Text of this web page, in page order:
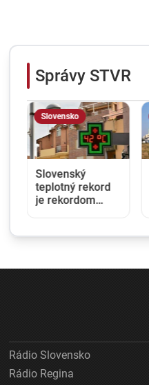
Správy STVR
Slovensko
Slovenský
teplotný rekord
je rekordom
Najvyššiu
namerali v obci
Rádio Slovensko
Rádio Regina